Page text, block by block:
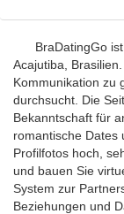
BraDatingGo
Acajutiba,
Kommunikation zu
durchsucht. Die
Bekanntschaft für
romantische Dates
Profilfotos hoch,
und bauen Sie
System zur
Beziehungen und